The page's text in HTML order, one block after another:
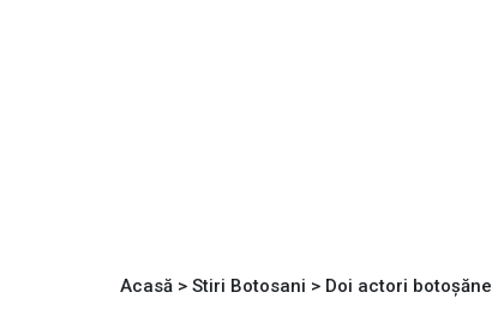
Acasă > Stiri Botosani > Doi actori